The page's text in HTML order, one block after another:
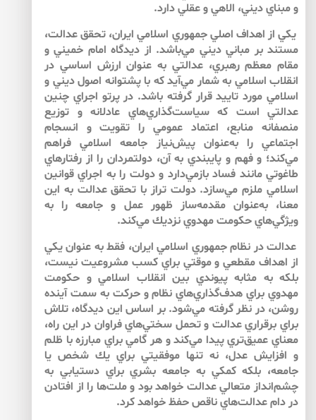
و مبناي ديني، الاهي و عقلي دارد.
يكي از اهداف اصلي جمهوري اسلامي ايران، تحقق عدالت،
مستند بر مباني ديني مي‌باشد. از ديدگاه امام خميني و
مقام معظم رهبري، عدالتي به عنوان ارزش اساسي در
انقلاب اسلامي به شمار مي‌آيد كه با پشتوانه اصول ديني و
اسلامي مورد تاييد قرار گرفته باشد. در پرتو اجراي چنين
عدالتي است كه سياست‌گذاري‌هاي عادلانه و توزيع
منصفانه منابع، اعتماد عمومي را تقويت و انسجام
اجتماعي را به‌عنوان پيش‌نياز جامعه اسلامي فراهم
مي‌كند؛ و فهم و پايبندي به آن، دولتمردان را از رفتارهاي
طاغوتي مانند فساد بازمي‌دارد و دولت را به اجراي قوانين
اسلامي ملزم مي‌سازد. دولت تراز با تحقق عدالت به اين
معنا، به‌عنوان مقدمه‌ساز ظهور عمل و جامعه را به
ويژگي‌هاي حكومت مهدوي نزديك مي‌كند.
عدالت در نظام جمهوري اسلامي ايران، فقط به عنوان يكي
از اهداف مقطعي و موقتي براي كسب مشروعيت نيست،
بلكه به مثابه پيوندي بين انقلاب اسلامي و حكومت
مهدوي براي هدف‌گذاري‌هاي نظام و حركت به سمت آينده
روشن، در نظر گرفته مي‌‌شود. بر اساس اين ديدگاه، تلاش
براي برقراري عدالت و تحمل سختي‌هاي فراوان در اين راه،
معناي عميق‌تري پيدا مي‌كند و هر گامي براي مبارزه با ظلم
و افزايش عدل، نه تنها موفقيتي براي يك شخص يا
جامعه، بلكه كمكي به جامعه بشري براي دستيابي به
چشم‌انداز متعالي عدالت خواهد بود و ملت‌ها را از افتادن
در دام عدالت‌هاي ناقص حفظ خواهد كرد.